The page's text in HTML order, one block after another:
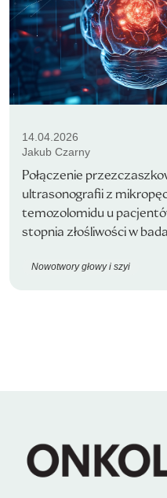
14.04.2026
Jakub Czarny
Połączenie
ultrasonografii z
temozolomidu u
stopnia złośliwości w
Nowotwory głowy i szyi